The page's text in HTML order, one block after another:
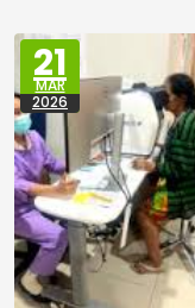
21
MAR
2026